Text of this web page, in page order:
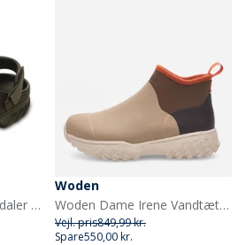
Crocs Offroad Sportsandaler Espresso/Valnød
Woden
Woden Dame Irene Vandtætte Gummistøvler 259 Coffee Cream Multi
Vejl. pris849,99 kr.
Spare550,00 kr.